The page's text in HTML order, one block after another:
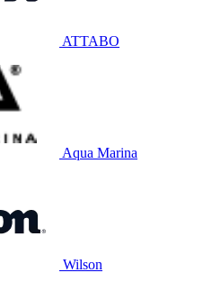
ATTABO
Aqua Marina
Wilson